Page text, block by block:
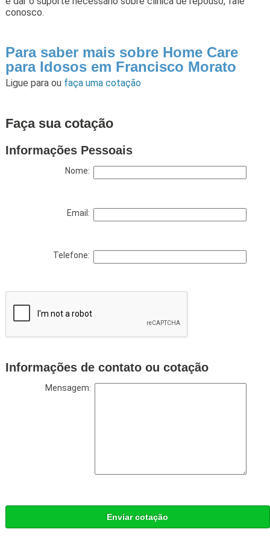
conosco.
Para saber mais sobre Home Care
para Idosos em Francisco Morato
Ligue para ou faça uma cotação
Faça sua cotação
Informações Pessoais
Nome:
Email:
Telefone:
Informações de contato ou cotação
Mensagem:
Enviar cotação